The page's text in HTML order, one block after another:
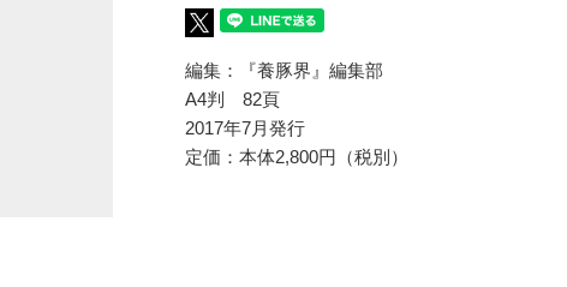
編集：『養豚界』編集部
A4判 82頁
2017年7月発行
定価：本体2,800円（税別）